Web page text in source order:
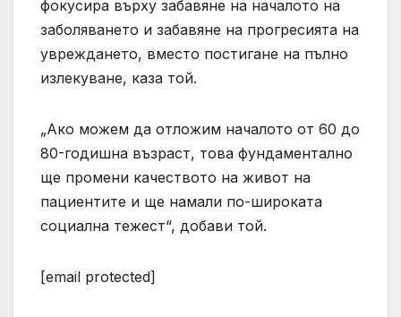
фокусира върху забавяне на началото на
заболяването и забавяне на прогресията на
увреждането, вместо постигане на пълно
излекуване, каза той.
„Ако можем да отложим началото от 60 до
80-годишна възраст, това фундаментално
ще промени качеството на живот на
пациентите и ще намали по-широката
социална тежест“, добави той.
[email protected]